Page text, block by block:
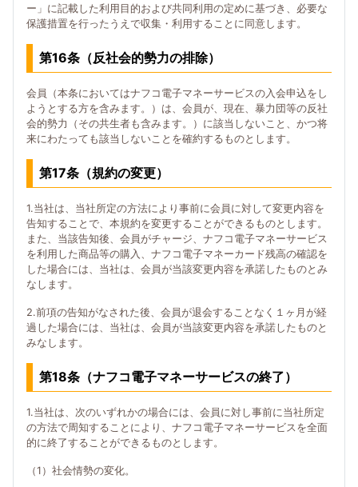
ー」に記載した利用目的および共同利用の定めに基づき、必要な
保護措置を行ったうえで収集・利用することに同意します。
第16条（反社会的勢力の排除）
会員（本条においてはナフコ電子マネーサービスの入会申込をし
ようとする方を含みます。）は、会員が、現在、暴力団等の反社
会的勢力（その共生者も含みます。）に該当しないこと、かつ将
来にわたっても該当しないことを確約するものとします。
第17条（規約の変更）
1.当社は、当社所定の方法により事前に会員に対して変更内容を
告知することで、本規約を変更することができるものとします。
また、当該告知後、会員がチャージ、ナフコ電子マネーサービス
を利用した商品等の購入、ナフコ電子マネーカード残高の確認を
した場合には、当社は、会員が当該変更内容を承諾したものとみ
なします。
2.前項の告知がなされた後、会員が退会することなく１ヶ月が経
過した場合には、当社は、会員が当該変更内容を承諾したものと
みなします。
第18条（ナフコ電子マネーサービスの終了）
1.当社は、次のいずれかの場合には、会員に対し事前に当社所定
の方法で周知することにより、ナフコ電子マネーサービスを全面
的に終了することができるものとします。
（1）社会情勢の変化。